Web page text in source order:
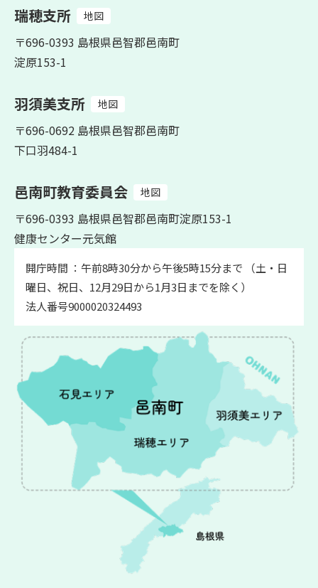
瑞穂支所 地図
〒696-0393 島根県邑智郡邑南町
淀原153-1
羽須美支所 地図
〒696-0692 島根県邑智郡邑南町
下口羽484-1
邑南町教育委員会 地図
〒696-0393 島根県邑智郡邑南町淀原153-1
健康センター元気館
開庁時間 ：午前8時30分から午後5時15分まで （土・日
曜日、祝日、12月29日から1月3日までを除く）
法人番号9000020324493